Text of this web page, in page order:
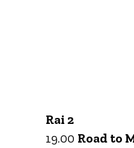
Rai 2
19.00 Road to